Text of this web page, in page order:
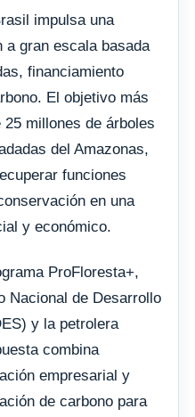
impulsa una
a gran escala basada
financiamiento
El objetivo más
millones de árboles
del Amazonas,
funciones
en una
y económico.
ProFloresta+,
Nacional de Desarrollo
y la petrolera
combina
empresarial y
de carbono para